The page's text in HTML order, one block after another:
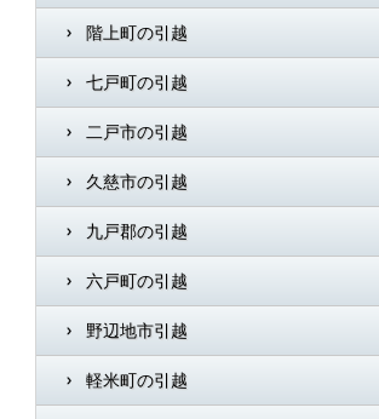
階上町の引越
七戸町の引越
二戸市の引越
久慈市の引越
九戸郡の引越
六戸町の引越
野辺地市引越
軽米町の引越